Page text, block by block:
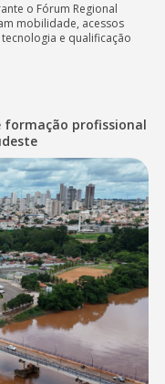
o Fórum Regional
mobilidade, acessos
e qualificação
formação profissional